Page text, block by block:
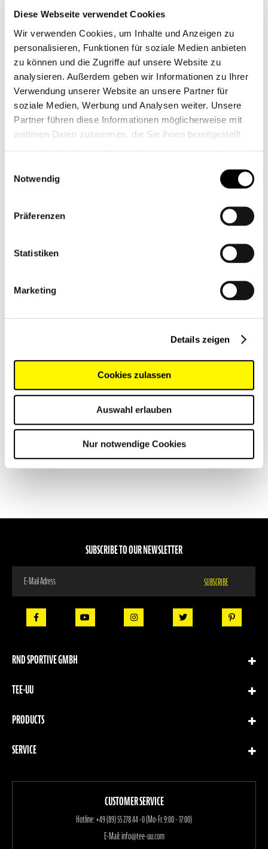
Diese Webseite verwendet Cookies
Wir verwenden Cookies, um Inhalte und Anzeigen zu
personalisieren, Funktionen für soziale Medien anbieten
zu können und die Zugriffe auf unsere Website zu
analysieren. Außerdem geben wir Informationen zu Ihrer
Verwendung unserer Website an unsere Partner für
soziale Medien, Werbung und Analysen weiter. Unsere
Partner führen diese Informationen möglicherweise mit
weiteren Daten zusammen, die Sie ihnen bereitgestellt
Notwendig
Präferenzen
Statistiken
Marketing
Details zeigen
Cookies zulassen
Auswahl erlauben
Nur notwendige Cookies
Ideal solution for storage and
operation of a tablet PC during
ongoing operations
€14.90
VIEW PRODUCT
The “key rack” for filing - ideally suited
for use in for DIN A4 lever arche files
€19.90
VIEW PRODUCT
for KEYSAFE and KEYFLAP
€2.00
VIEW PRODUCT
for TOUR, TRIP and DRIVE
Spare key holder for any TEE-UU drivers
logbook folder
€1.20
VIEW PRODUCT
SUBSCRIBE TO OUR NEWSLETTER
for
Newsletter:
SUBSCRIBE
RND SPORTIVE GMBH
TEE-UU
PRODUCTS
SERVICE
CUSTOMER SERVICE
Hotline:+49 (89) 55 278 44 -0 (Mo-Fr. 9:00 - 17:00)
E-Mail:info@tee-uu.com